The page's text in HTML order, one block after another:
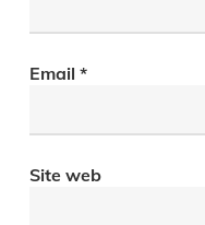
Email *
Site web